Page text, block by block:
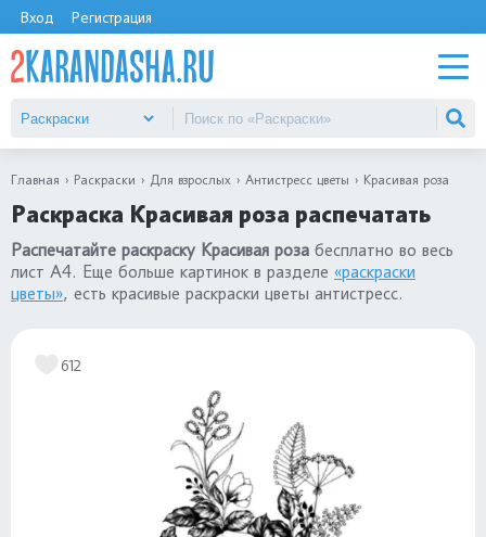
Вход Регистрация
Главная Раскраски Для взрослых Антистресс цветы Красивая роза
Раскраска Красивая роза распечатать
Распечатайте раскраску Красивая роза бесплатно во весь
лист А4. Еще больше картинок в разделе «раскраски
цветы», есть красивые раскраски цветы антистресс.
612